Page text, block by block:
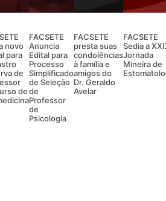
novo
para
de
de
FACSETE
Anuncia
Edital para
Processo
Simplificado
de Seleção
de
Professor
de
Psicologia
FACSETE
presta suas
condolências
à família e
amigos do
Dr. Geraldo
Avelar
FACSETE
Sedia a
Jornada
Mineira de